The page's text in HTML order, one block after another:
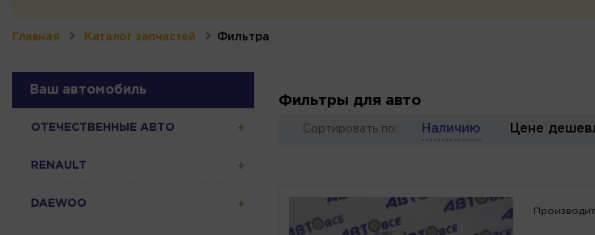
Главная Каталог запчастей Фильтра
Ваш автомобиль
ОТЕЧЕСТВЕННЫЕ АВТО
RENAULT
DAEWOO
Фильтры для авто
Сортировать по: Наличию Цене